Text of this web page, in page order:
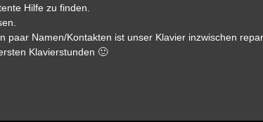
Hilfe zu finden.
paar Namen/Kontakten ist unser Klavier inzwischen
Klavierstunden 🙂